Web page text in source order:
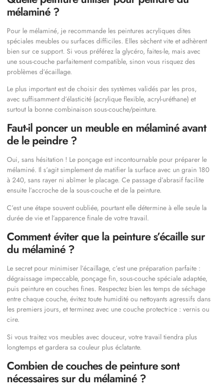
mélaminé ?
Pour le mélaminé, je recommande les peintures acryliques dites
spéciales meubles ou surfaces difficiles. Elles sèchent vite et adhèrent
bien sur ce support. Si vous préférez la glycéro, faites-le, mais avec
une sous-couche parfaitement compatible, sinon vous risquez des
problèmes d’écaillage.
Le plus important est de choisir des systèmes validés par les pros,
avec suffisamment d’élasticité (acrylique flexible, acryl-uréthane) et
surtout la bonne combinaison sous-couche/peinture.
Faut-il poncer un meuble en mélaminé avant
de le peindre ?
Oui, sans hésitation ! Le ponçage est incontournable pour préparer le
mélaminé. Il s’agit simplement de matifier la surface avec un grain 180
à 240, sans rayer ni abîmer le placage. Ce passage d’abrasif facilite
ensuite l’accroche de la sous-couche et de la peinture.
C’est une étape souvent oubliée, pourtant elle détermine à elle seule la
durée de vie et l’apparence finale de votre travail.
Comment éviter que la peinture s’écaille sur
du mélaminé ?
Le secret pour minimiser l’écaillage, c’est une préparation parfaite :
dégraissage impeccable, ponçage fin, sous-couche spéciale adaptée,
puis peinture en couches fines. Respectez bien les temps de séchage
entre chaque couche, évitez toute humidité ou nettoyants agressifs dans
les premiers jours, et terminez avec une couche protectrice : vernis ou
cire.
Si vous traitez vos meubles avec douceur, votre travail tiendra plus
longtemps et gardera sa couleur plus éclatante.
Combien de couches de peinture sont
nécessaires sur du mélaminé ?